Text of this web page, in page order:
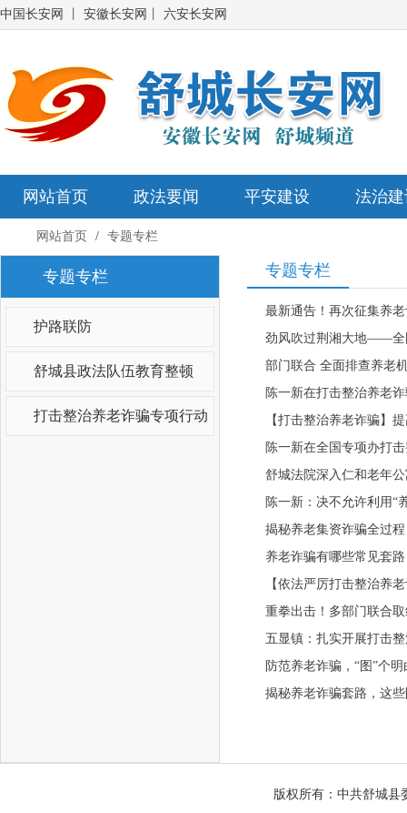
中国长安网 安徽长安网 六安长安网
网站首页 政法要闻 平安建设 法治
网站首页 / 专题专栏
专题专栏
护路联防
舒城县政法队伍教育整顿
打击整治养老诈骗专项行动
专题专栏
最新通告！再次征集养
劲风吹过荆湘大地——全
部门联合 全面排查养老
陈一新在打击整治养老
【打击整治养老诈骗】
陈一新在全国专项办打
舒城法院深入仁和老年
陈一新：决不允许利用“
揭秘养老集资诈骗全过
养老诈骗有哪些常见套
【依法严厉打击整治养
重拳出击！多部门联合
五显镇：扎实开展打击
防范养老诈骗，“图”个明
揭秘养老诈骗套路，这
版权所有：中共舒城